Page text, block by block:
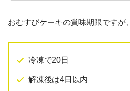
おむすびケーキの賞味期限ですが、
冷凍で20日
解凍後は4日以内